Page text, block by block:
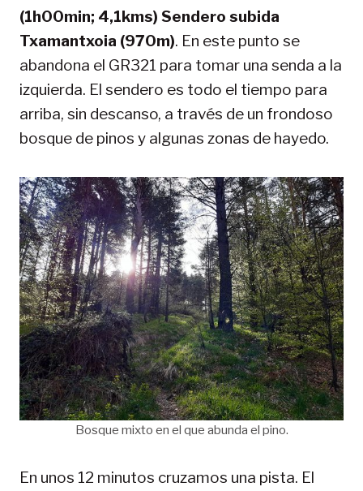
(1h00min; 4,1kms) Sendero subida
Txamantxoia (970m). En este punto se
abandona el GR321 para tomar una senda a la
izquierda. El sendero es todo el tiempo para
arriba, sin descanso, a través de un frondoso
bosque de pinos y algunas zonas de hayedo.
Bosque mixto en el que abunda el pino.
En unos 12 minutos cruzamos una pista. El